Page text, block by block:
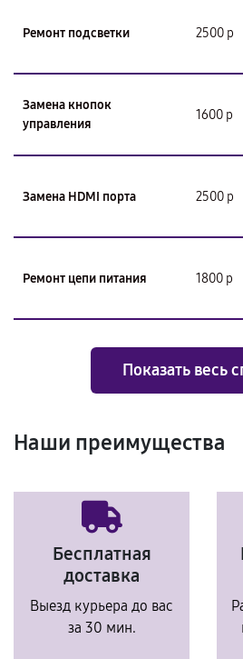
Ремонт подсветки 2500 р
Замена кнопок
управления
1600 р
Замена HDMI порта 2500 р
Ремонт цепи питания 1800 р
Показать весь
Наши преимущества
Бесплатная
доставка
Выезд курьера до вас
за 30 мин.